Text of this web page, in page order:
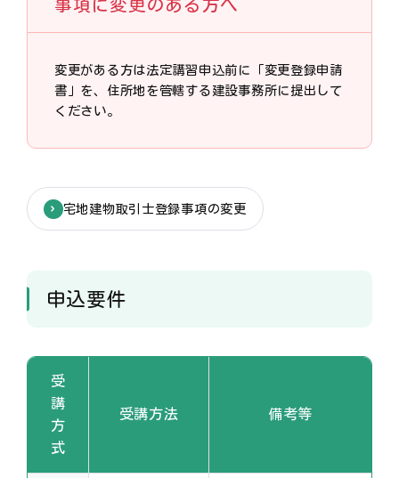
事項に変更のある方へ
変更がある方は法定講習申込前に「変更登録申請
書」を、住所地を管轄する建設事務所に提出して
ください。
宅地建物取引士登録事項の変更
申込要件
受
講
方
式
受講方法 備考等